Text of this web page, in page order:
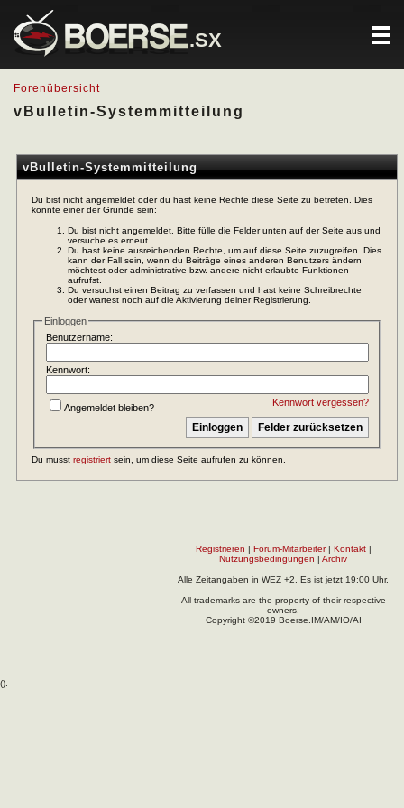
.SX
Forenübersicht
vBulletin-Systemmitteilung
vBulletin-Systemmitteilung
Du bist nicht angemeldet oder du hast keine Rechte diese Seite zu betreten. Dies
könnte einer der Gründe sein:
Du bist nicht angemeldet. Bitte fülle die Felder unten auf der Seite aus und
versuche es erneut.
Du hast keine ausreichenden Rechte, um auf diese Seite zuzugreifen. Dies
kann der Fall sein, wenn du Beiträge eines anderen Benutzers ändern
möchtest oder administrative bzw. andere nicht erlaubte Funktionen
aufrufst.
Du versuchst einen Beitrag zu verfassen und hast keine Schreibrechte
oder wartest noch auf die Aktivierung deiner Registrierung.
Einloggen
Benutzername:
Kennwort:
Kennwort vergessen?
Angemeldet bleiben?
Du musst registriert sein, um diese Seite aufrufen zu können.
Registrieren | Forum-Mitarbeiter| Kontakt|
Nutzungsbedingungen | Archiv
Alle Zeitangaben in WEZ +2. Es ist jetzt 19:00 Uhr.
All trademarks are the property of their respective
owners.
Copyright ©2019 Boerse.IM/AM/IO/AI
().